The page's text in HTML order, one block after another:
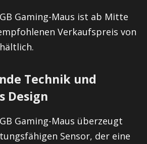
Gaming-Maus ist ab Mitte
Verkaufspreis von
Technik und
Design
Gaming-Maus überzeugt
Sensor, der eine